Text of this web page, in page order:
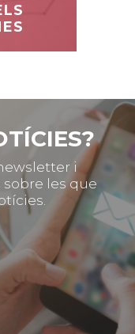
i
les que